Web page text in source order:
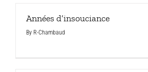
Années d’insouciance
By R-Chambaud